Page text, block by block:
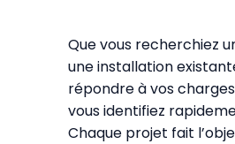
Que vous recherchiez
une installation
répondre à vos
vous identifiez
Chaque projet fait